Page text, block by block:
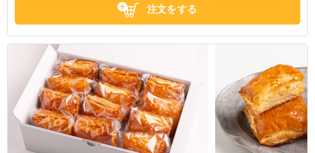
東京都江東区有明
注文をする